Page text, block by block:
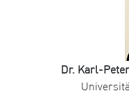
Dr. Karl-